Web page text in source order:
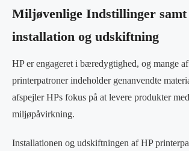
Miljøvenlige Indstillinger
installation og udskiftning
HP er engageret i bæredygtighed, og mange
printerpatroner indeholder genanvendte
afspejler HPs fokus på at levere produkter
miljøpåvirkning.
Installationen og udskiftningen af HP